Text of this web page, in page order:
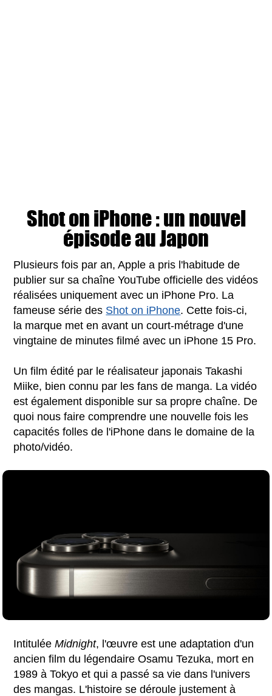
Shot on iPhone : un nouvel
épisode au Japon
Plusieurs fois par an, Apple a pris l'habitude de
publier sur sa chaîne YouTube officielle des vidéos
réalisées uniquement avec un iPhone Pro. La
fameuse série des Shot on iPhone. Cette fois-ci,
la marque met en avant un court-métrage d'une
vingtaine de minutes filmé avec un iPhone 15 Pro.
Un film édité par le réalisateur japonais Takashi
Miike, bien connu par les fans de manga. La vidéo
est également disponible sur sa propre chaîne. De
quoi nous faire comprendre une nouvelle fois les
capacités folles de l'iPhone dans le domaine de la
photo/vidéo.
IntituléeMidnight, l'œuvre est une adaptation d'un
ancien film du légendaire Osamu Tezuka, mort en
1989 à Tokyo et qui a passé sa vie dans l'univers
des mangas. L'histoire se déroule justement à